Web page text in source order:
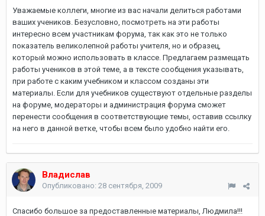
Уважаемые коллеги, многие из вас начали делиться работами
ваших учеников. Безусловно, посмотреть на эти работы
интересно всем участникам форума, так как это не только
показатель великолепной работы учителя, но и образец,
который можно использовать в классе. Предлагаем размещать
работы учеников в этой теме, а в тексте сообщения указывать,
при работе с каким учебником и классом созданы эти
материалы. Если для учебников существуют отдельные разделы
на форуме, модераторы и администрация форума сможет
перенести сообщения в соответствующие темы, оставив ссылку
на него в данной ветке, чтобы всем было удобно найти его.
Владислав
Опубликовано: 28 сентября, 2009
Спасибо большое за предоставленные материалы, Людмила!!!